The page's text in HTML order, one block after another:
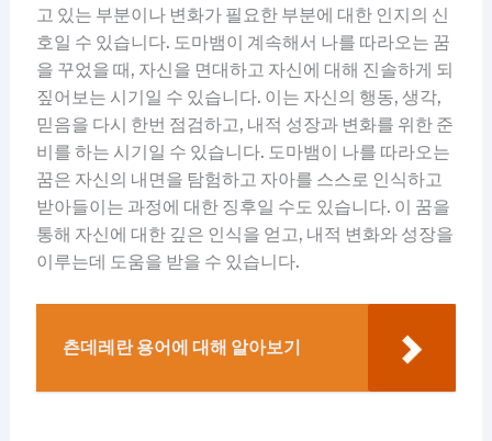
고 있는 부분이나 변화가 필요한 부분에 대한 인지의 신
호일 수 있습니다. 도마뱀이 계속해서 나를 따라오는 꿈
을 꾸었을 때, 자신을 면대하고 자신에 대해 진솔하게 되
짚어보는 시기일 수 있습니다. 이는 자신의 행동, 생각,
믿음을 다시 한번 점검하고, 내적 성장과 변화를 위한 준
비를 하는 시기일 수 있습니다. 도마뱀이 나를 따라오는
꿈은 자신의 내면을 탐험하고 자아를 스스로 인식하고
받아들이는 과정에 대한 징후일 수도 있습니다. 이 꿈을
통해 자신에 대한 깊은 인식을 얻고, 내적 변화와 성장을
이루는데 도움을 받을 수 있습니다.
츤데레란 용어에 대해 알아보기